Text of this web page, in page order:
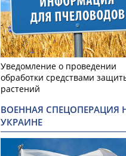
Уведомление о проведении
обработки средствами
растений
ВОЕННАЯ СПЕЦОПЕРАЦИЯ
УКРАИНЕ